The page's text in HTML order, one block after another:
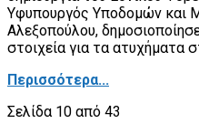
Υφυπουργός Υποδομών και
Αλεξοπούλου,
στοιχεία για τα ατυχήματα
Περισσότερα...
Σελίδα 10 από 43